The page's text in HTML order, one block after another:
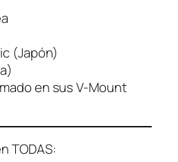
(Japón)
en sus V-Mount
TODAS: